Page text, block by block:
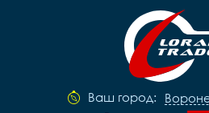
Ваш город: